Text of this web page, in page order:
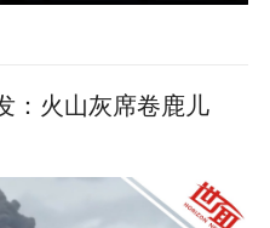
：火山灰席卷鹿儿